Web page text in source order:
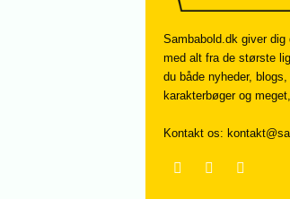
Sambabold.dk giver dig
med alt fra de største
du både nyheder,
karakterbøger og
Kontakt os: